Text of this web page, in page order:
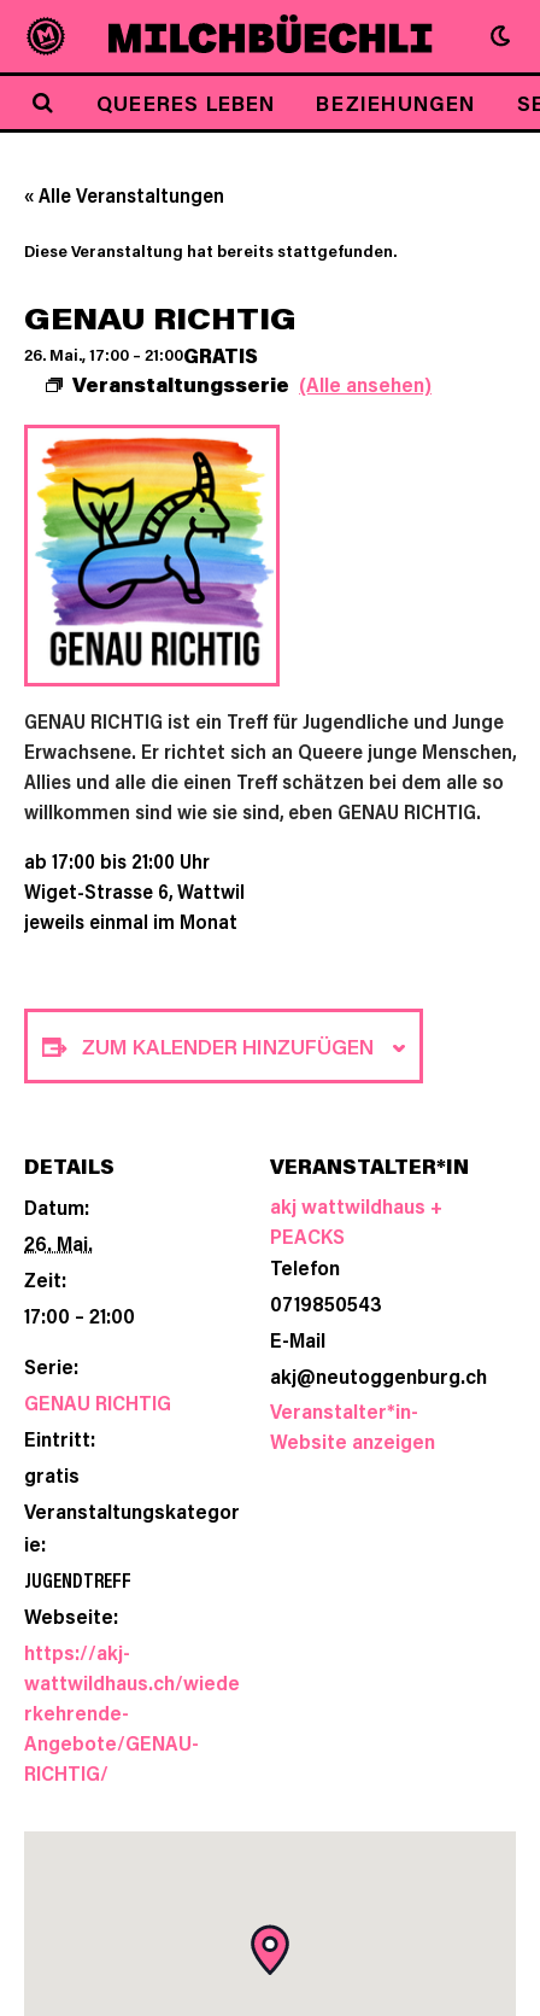
QUEERES LEBEN BEZIEHUNGEN
« Alle Veranstaltungen
Diese Veranstaltung hat bereits stattgefunden.
GENAU RICHTIG
26. Mai., 17:00 – 21:00
Veranstaltungsserie (Alle ansehen)
GRATIS
GENAU RICHTIG ist ein Treff für Jugendliche und Junge
Erwachsene. Er richtet sich an Queere junge Menschen,
Allies und alle die einen Treff schätzen bei dem alle so
willkommen sind wie sie sind, eben GENAU RICHTIG.
ab 17:00 bis 21:00 Uhr
Wiget-Strasse 6, Wattwil
jeweils einmal im Monat
ZUM KALENDER HINZUFÜGEN
DETAILS
Datum:
26. Mai.
Zeit:
17:00 – 21:00
Serie:
GENAU RICHTIG
Eintritt:
gratis
Veranstaltungskategor
ie:
JUGENDTREFF
Webseite:
https://akj-
wattwildhaus.ch/wiede
rkehrende-
Angebote/GENAU-
RICHTIG/
VERANSTALTER*IN
akj wattwildhaus +
PEACKS
Telefon
0719850543
E-Mail
akj@neutoggenburg.ch
Veranstalter*in-
Website anzeigen